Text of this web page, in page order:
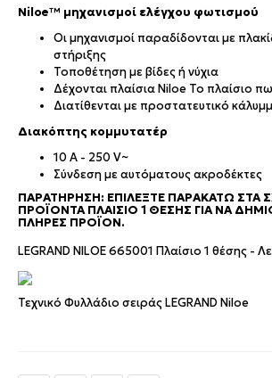
Niloe™ μηχανισμοί ελέγχου φωτισμού
Οι μηχανισμοί παραδίδονται με
στήριξης
Τοποθέτηση με βίδες ή νύχια
Δέχονται πλαίσια Niloe Το πλαίσιο
Διατίθενται με προστατευτικό
Διακόπτης κομμυτατέρ
10 A - 250 V~
Σύνδεση με αυτόματους ακροδέκτες
ΠΑΡΑΤΗΡΗΣΗ: ΕΠΙΛΈΞΤΕ ΠΑΡΑΚΆΤΩ ΣΤΑ
ΠΡΟΪΌΝΤΑ ΠΛΑΊΣΙΟ 1 ΘΈΣΗΣ ΓΙΑ ΝΑ
ΠΛΉΡΕΣ ΠΡΟΪΌΝ.
LEGRAND NILOE 665001 Πλαίσιο 1 θέσης -
Τεχνικό Φυλλάδιο σειράς LEGRAND Niloe